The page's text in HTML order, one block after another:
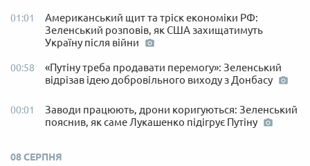
01:01
Американський щит та тріск економіки РФ:
Зеленський розповів, як США захищатимуть
Україну після війни
00:58
«Путіну треба продавати перемогу»: Зеленський
відрізав ідею добровільного виходу з Донбасу
00:01
Заводи працюють, дрони коригуються: Зеленський
пояснив, як саме Лукашенко підігрує Путіну
08 СЕРПНЯ